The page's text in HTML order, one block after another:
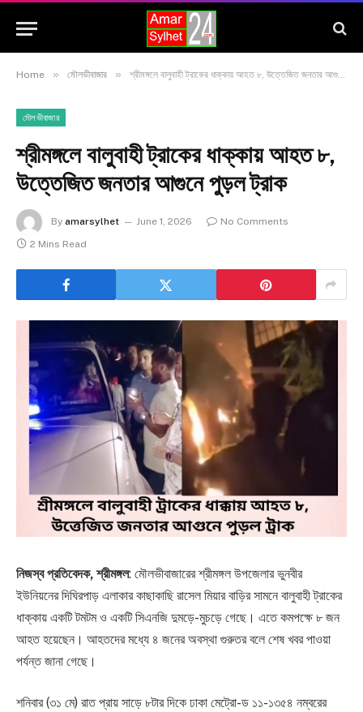
Home » মৌলভীবাজার » শ্রীমঙ্গলে বালুবাহী ট্রাকের ধাক্কায় আহত ৮, উত্তেজিত জনতার আগুনে পুড়ল ট্রাক
মৌলভীবাজার
শ্রীমঙ্গলে বালুবাহী ট্রাকের ধাক্কায় আহত ৮,
উত্তেজিত জনতার আগুনে পুড়ল ট্রাক
By amarsylhet June 1, 2026
No Comments
2 Mins Read
নিজস্ব প্রতিবেদক, শ্রীমঙ্গল: মৌলভীবাজারের শ্রীমঙ্গল উপজেলার ভুনবীর
ইউনিয়নের দিঘিরপাড় এলাকার কাছাকাছি রাসেল মিয়ার বাড়ির সামনে বালুবাহী ট্রাকের
ধাক্কায় একটি টমটম ও একটি সিএনজি দুমড়ে-মুচড়ে গেছে। এতে কমপক্ষে ৮ জন
আহত হয়েছেন। আহতদের মধ্যে ৪ জনের অবস্থা গুরুতর বলে শেষ খবর পাওয়া
পর্যন্ত জানা গেছে।
শনিবার (৩১ মে) রাত প্রায় সাড়ে ৮টার দিকে ঢাকা মেট্রো-ড ১১-১৩৫৪ নম্বরের